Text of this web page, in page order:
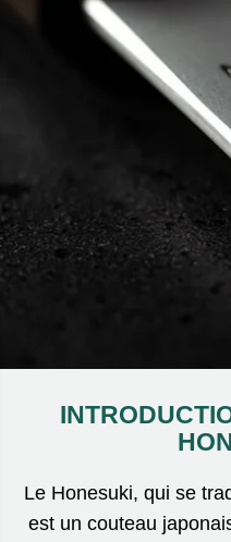
Le Honesuki, qui se
est un couteau